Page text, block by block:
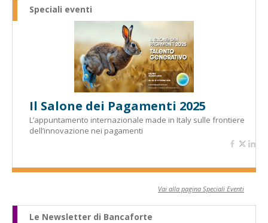
Speciali eventi
Il Salone dei Pagamenti 2025
L’appuntamento internazionale made in Italy sulle frontiere
dell’innovazione nei pagamenti
Vai alla pagina Speciali Eventi
Le Newsletter di Bancaforte